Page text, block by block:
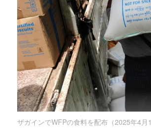
ミャンマー中部で発生した地震の後、マ
これらの支援を実施するため、ミャ
ザガインでWFPの食料を配布（2025年4月